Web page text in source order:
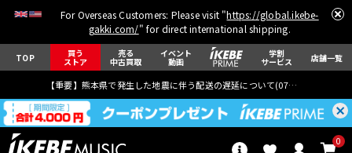
For Overseas Customers: Please visit "https://global.ikebe-
gakki.com/" for direct international shipping.
TOP 買う
ストア
売る
中古買取
イベント
動画
学割
サービス 店舗一覧
【重要】熊本県で発生した地震に伴う配送の遅延について(07月29日
0